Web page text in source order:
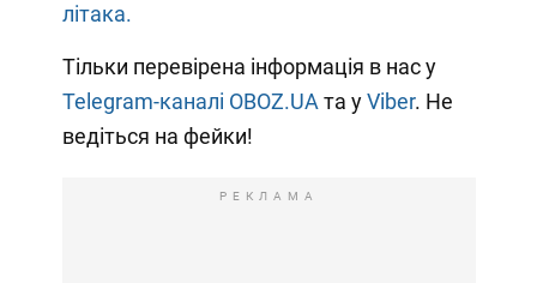
літака.
Тільки перевірена інформація в нас у
Telegram-каналі OBOZ.UA та уViber. Не
ведіться на фейки!
РЕКЛАМА